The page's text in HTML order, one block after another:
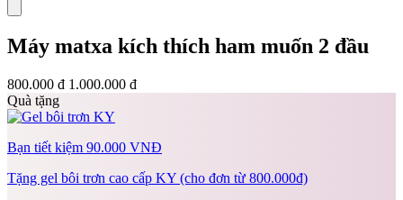
Máy matxa kích thích ham muốn 2 đầu
800.000 đ 1.000.000 đ
Quà tặng
Bạn tiết kiệm 90.000 VNĐ
Tặng gel bôi trơn cao cấp KY (cho đơn từ 800.000đ)